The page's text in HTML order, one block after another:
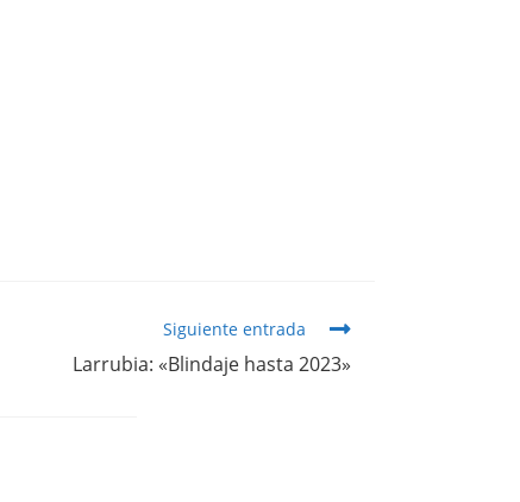
Siguiente entrada
Larrubia: «Blindaje hasta 2023»